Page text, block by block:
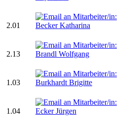
2.01
2.13
1.03
1.04